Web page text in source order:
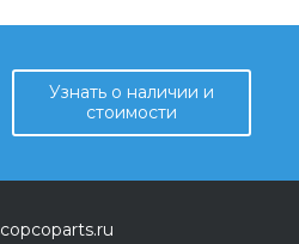
Узнать о наличии и
стоимости